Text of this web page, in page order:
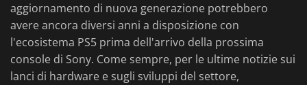
aggiornamento di nuova generazione potrebbero
avere ancora diversi anni a disposizione con
l'ecosistema PS5 prima dell'arrivo della prossima
console di Sony. Come sempre, per le ultime notizie sui
lanci di hardware e sugli sviluppi del settore,